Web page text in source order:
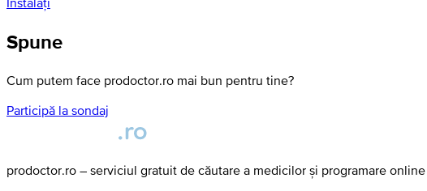
Spune
Cum putem face prodoctor.ro mai bun pentru tine?
Participă la sondaj
prodoctor.ro – serviciul gratuit de căutare a medicilor și programare online